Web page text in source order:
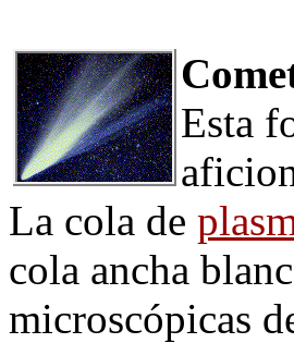
Esta
La cola de
cola ancha
microscópicas